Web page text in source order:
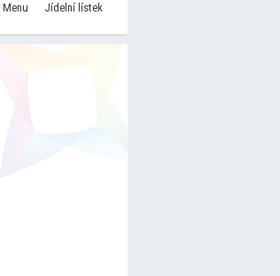
Menu Jídelní lístek